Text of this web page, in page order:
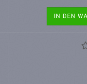
IN DEN